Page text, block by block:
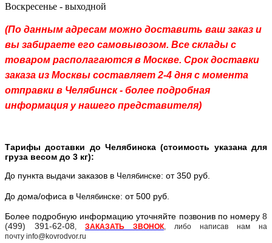
Воскресенье - выходной
(По данным адресам можно доставить ваш заказ и
вы забираете его самовывозом. Все склады с
товаром располагаются в Москве. Срок доставки
заказа из Москвы составляет 2-4 дня с момента
отправки в Челябинск - более подробная
информация у нашего представителя)
Тарифы доставки до Челябинска (стоимость указана для
груза весом до 3 кг):
До пункта выдачи заказов в Челябинске: от 350 руб.
До дома/офиса в Челябинске: от 500 руб.
Более подробную информацию уточняйте позвонив по номеру 8
(499) 391-62-08, ЗАКАЗАТЬ ЗВОНОК, либо написав нам на
почту info@kovrodvor.ru